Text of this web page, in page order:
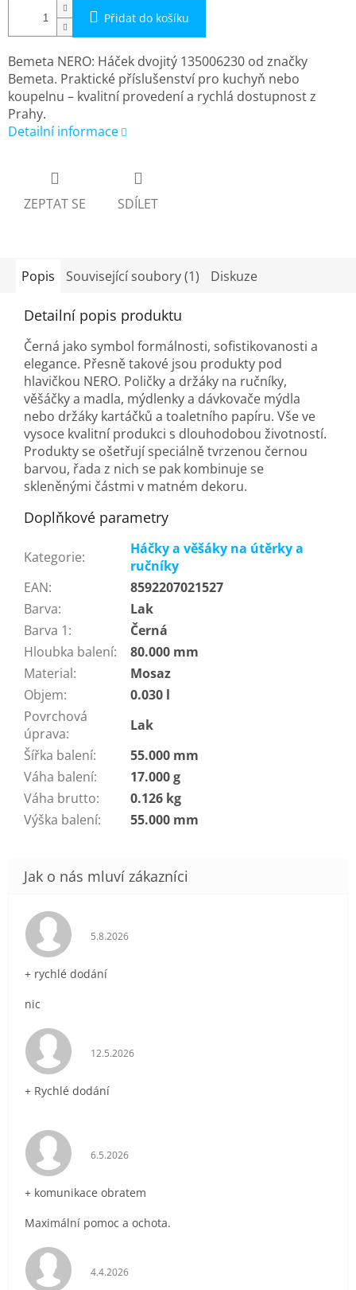
Přidat do košíku
Bemeta NERO: Háček dvojitý 135006230 od značky
Bemeta. Praktické příslušenství pro kuchyň nebo
koupelnu – kvalitní provedení a rychlá dostupnost z
Prahy.
Detailní informace
ZEPTAT SE SDÍLET
Popis Související soubory (1) Diskuze
Detailní popis produktu
Černá jako symbol formálnosti, sofistikovanosti a
elegance. Přesně takové jsou produkty pod
hlavičkou NERO. Poličky a držáky na ručníky,
věšáčky a madla, mýdlenky a dávkovače mýdla
nebo držáky kartáčků a toaletního papíru. Vše ve
vysoce kvalitní produkci s dlouhodobou životností.
Produkty se ošetřují speciálně tvrzenou černou
barvou, řada z nich se pak kombinuje se
skleněnými částmi v matném dekoru.
Doplňkové parametry
Kategorie:
Háčky a věšáky na útěrky a
ručníky
EAN:
8592207021527
Barva:
Lak
Barva 1:
Černá
Hloubka balení:
80.000 mm
Material:
Mosaz
Objem:
0.030 l
Povrchová
úprava:
Lak
Šířka balení:
55.000 mm
Váha balení:
17.000 g
Váha brutto:
0.126 kg
Výška balení: 55.000 mm
Hodnocení obchodu je 5 z 5 hvězdiček.
5.8.2026
+ rychlé dodání
nic
Hodnocení obchodu je 5 z 5 hvězdiček.
12.5.2026
+ Rychlé dodání
Hodnocení obchodu je 5 z 5 hvězdiček.
6.5.2026
+ komunikace obratem
Maximální pomoc a ochota.
Hodnocení obchodu je 5 z 5 hvězdiček.
4.4.2026